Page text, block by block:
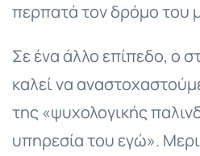
περπατά τον δρόμο του
Σε ένα άλλο επίπεδο, ο
καλεί να
της «ψυχολογικής
υπηρεσία του εγώ».